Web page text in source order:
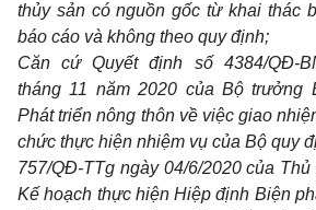
thủy sản có nguồn gốc từ khai thác
báo cáo và không theo quy định;
Căn cứ Quyết định số 4384/QĐ-
tháng 11 năm 2020 của Bộ trưởng
Phát triển nông thôn về việc giao
chức thực hiện nhiệm vụ của Bộ quy
757/QĐ-TTg ngày 04/6/2020 của
Kế hoạch thực hiện Hiệp định Biện